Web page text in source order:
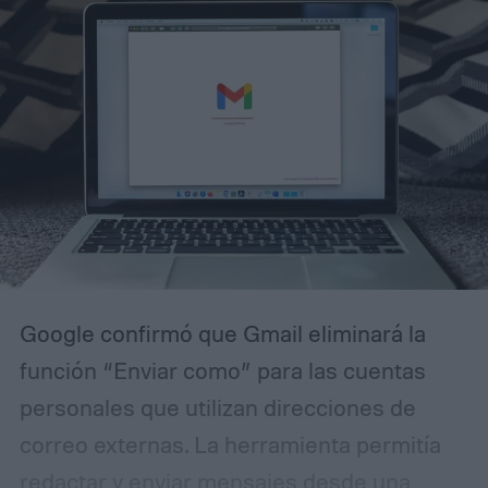
Google confirmó que Gmail eliminará la
función “Enviar como” para las cuentas
personales que utilizan direcciones de
correo externas. La herramienta permitía